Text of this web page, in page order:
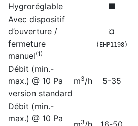
Hygroréglable ■
Avec dispositif
d’ouverture /
fermeture
manuel(1)
¤
(EHP1198)
Débit (min.-
max.) @ 10 Pa
version standard
m3/h 5-35
Débit (min.-
max.) @ 10 Pa
3